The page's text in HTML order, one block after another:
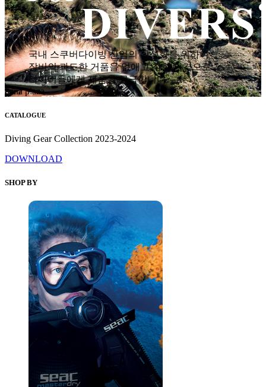
국내 스쿠버다이빙 산업의 활성화를 위하여
장비의 과도한 거품을 없애고 착한 가격으로
다이버들에게 제품을 공급합니다.
hana plaza
CATALOGUE
Diving Gear Collection 2023-2024
DOWNLOAD
SHOP BY